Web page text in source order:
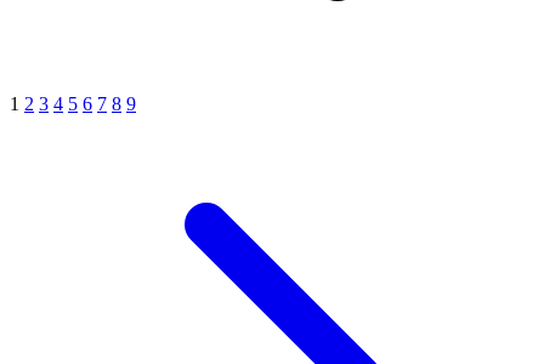
1 2 3 4 5 6 7 8 9